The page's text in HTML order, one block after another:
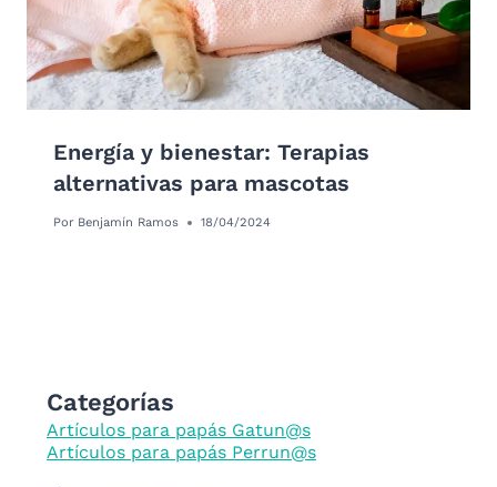
Energía y bienestar: Terapias
alternativas para mascotas
Por Benjamín Ramos 18/04/2024
Categorías
Artículos para papás Gatun@s
Artículos para papás Perrun@s